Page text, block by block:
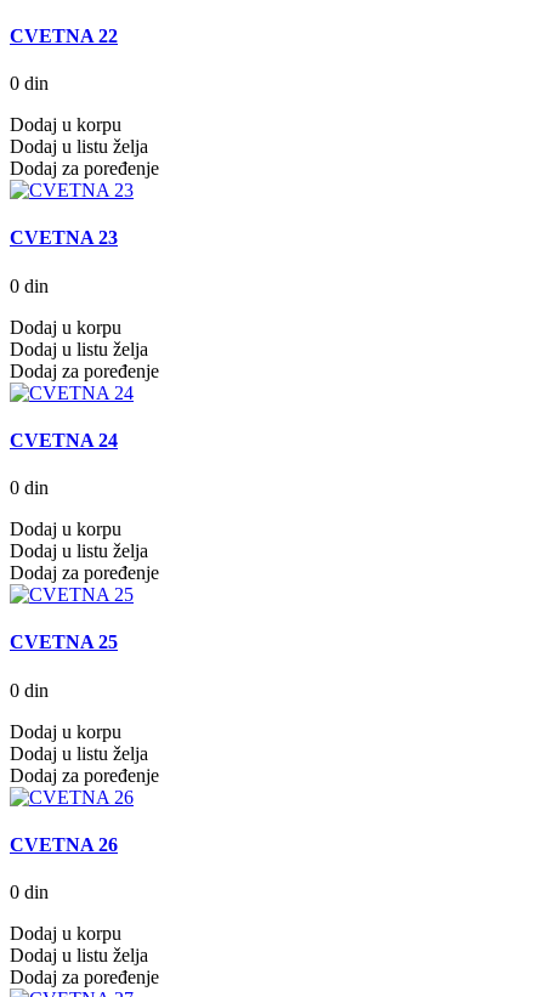
CVETNA 22
0 din
Dodaj u korpu
Dodaj u listu želja
Dodaj za poređenje
CVETNA 23
0 din
Dodaj u korpu
Dodaj u listu želja
Dodaj za poređenje
CVETNA 24
0 din
Dodaj u korpu
Dodaj u listu želja
Dodaj za poređenje
CVETNA 25
0 din
Dodaj u korpu
Dodaj u listu želja
Dodaj za poređenje
CVETNA 26
0 din
Dodaj u korpu
Dodaj u listu želja
Dodaj za poređenje